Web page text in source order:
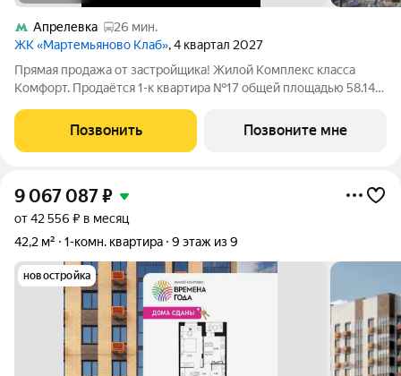
Апрелевка
26 мин.
ЖК «Мартемьяново Клаб», 4 квартал 2027
Прямая продажа от застройщика! Жилой Комплекс класса
Комфорт. Продаётся 1-к квартира №17 общей площадью 58.14
Расположение комплекса: «Мартемьяново Клаб» - клубный
поселок таунхаусов от ФСК в
Позвонить Позвоните мне
9 067 087₽
от 42 556 ₽ в месяц
42,2 м²
1-комн. квартира 9 этаж из 9
новостройка